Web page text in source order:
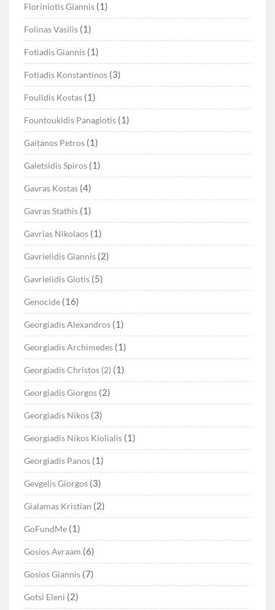
Floriniotis Giannis (1)
Folinas Vasilis (1)
Fotiadis Giannis (1)
Fotiadis Konstantinos (3)
Foulidis Kostas (1)
Fountoukidis Panagiotis (1)
Gaitanos Petros (1)
Galetsidis Spiros (1)
Gavras Kostas (4)
Gavras Stathis (1)
Gavrias Nikolaos (1)
Gavrielidis Giannis (2)
Gavrielidis Giotis (5)
Genocide (16)
Georgiadis Alexandros (1)
Georgiadis Archimedes (1)
Georgiadis Christos (2) (1)
Georgiadis Giorgos (2)
Georgiadis Nikos (3)
Georgiadis Nikos Kiolialis (1)
Georgiadis Panos (1)
Gevgelis Giorgos (3)
Gialamas Kristian (2)
GoFundMe (1)
Gosios Avraam (6)
Gosios Giannis (7)
Gotsi Eleni (2)